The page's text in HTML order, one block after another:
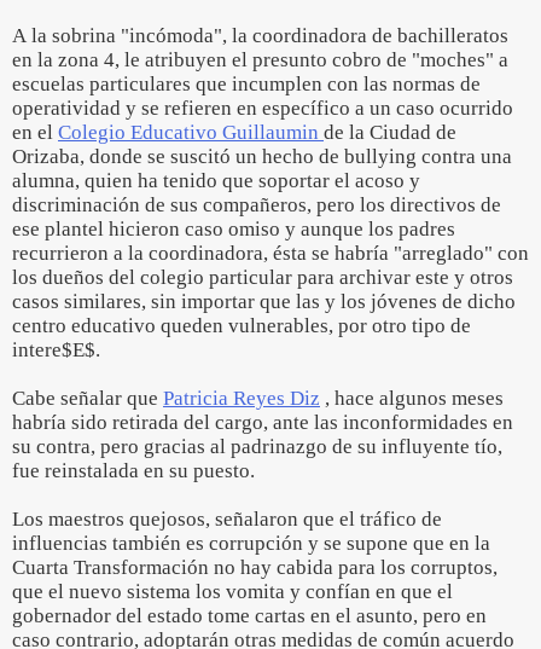
A la sobrina "incómoda", la coordinadora de bachilleratos
en la zona 4, le atribuyen el presunto cobro de "moches" a
escuelas particulares que incumplen con las normas de
operatividad y se refieren en específico a un caso ocurrido
en el Colegio Educativo Guillaumin de la Ciudad de
Orizaba, donde se suscitó un hecho de bullying contra una
alumna, quien ha tenido que soportar el acoso y
discriminación de sus compañeros, pero los directivos de
ese plantel hicieron caso omiso y aunque los padres
recurrieron a la coordinadora, ésta se habría "arreglado" con
los dueños del colegio particular para archivar este y otros
casos similares, sin importar que las y los jóvenes de dicho
centro educativo queden vulnerables, por otro tipo de
intere$E$.
Cabe señalar que Patricia Reyes Diz , hace algunos meses
habría sido retirada del cargo, ante las inconformidades en
su contra, pero gracias al padrinazgo de su influyente tío,
fue reinstalada en su puesto.
Los maestros quejosos, señalaron que el tráfico de
influencias también es corrupción y se supone que en la
Cuarta Transformación no hay cabida para los corruptos,
que el nuevo sistema los vomita y confían en que el
gobernador del estado tome cartas en el asunto, pero en
caso contrario, adoptarán otras medidas de común acuerdo